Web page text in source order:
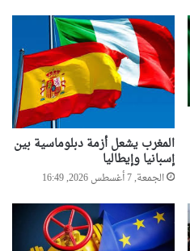
المغرب يشعل أزمة دبلوماسية بين
إسبانيا وإيطاليا
الجمعة, 7 أغسطس 2026, 16:49